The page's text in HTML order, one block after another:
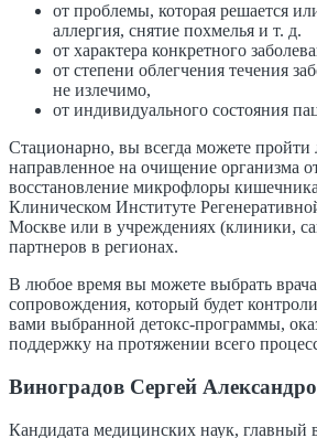
от проблемы, которая решается
аллергия, снятие похмелья и т. д.
от характера конкретного
от степени облегчения течения
не излечимо,
от индивидуального состояния
Стационарно, вы всегда можете пройти
направленное на очищение организма
восстановление микрофлоры
Клиническом Институте
Москве или в учреждениях (клиники,
партнеров в регионах.
В любое время вы можете выбрать
сопровождения, который будет
вами выбранной детокс-программы,
поддержку на протяжении всего
Виноградов Сергей
Кандидата медицинских наук, главный